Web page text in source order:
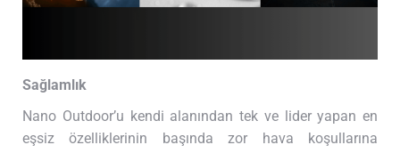
Sağlamlık
Nano Outdoor’u kendi alanından tek ve lider yapan en
eşsiz özelliklerinin başında zor hava koşullarına